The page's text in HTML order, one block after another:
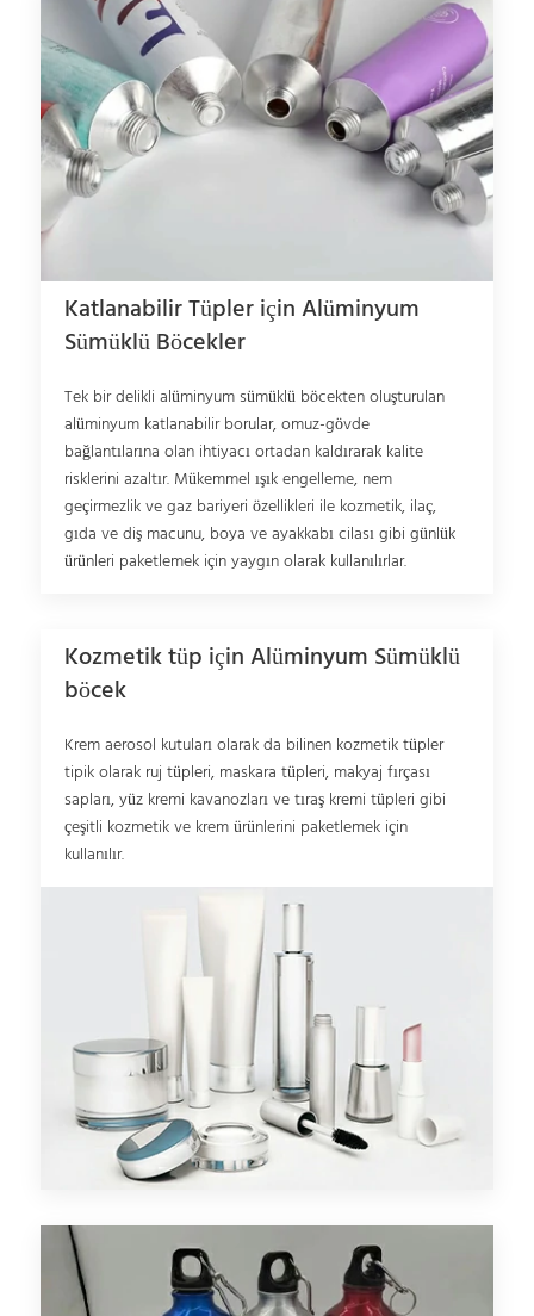
Katlanabilir Tüpler için Alüminyum
Sümüklü Böcekler
Tek bir delikli alüminyum sümüklü böcekten oluşturulan
alüminyum katlanabilir borular, omuz-gövde
bağlantılarına olan ihtiyacı ortadan kaldırarak kalite
risklerini azaltır. Mükemmel ışık engelleme, nem
geçirmezlik ve gaz bariyeri özellikleri ile kozmetik, ilaç,
gıda ve diş macunu, boya ve ayakkabı cilası gibi günlük
ürünleri paketlemek için yaygın olarak kullanılırlar.
Kozmetik tüp için Alüminyum Sümüklü
böcek
Krem aerosol kutuları olarak da bilinen kozmetik tüpler
tipik olarak ruj tüpleri, maskara tüpleri, makyaj fırçası
sapları, yüz kremi kavanozları ve tıraş kremi tüpleri gibi
çeşitli kozmetik ve krem ürünlerini paketlemek için
kullanılır.